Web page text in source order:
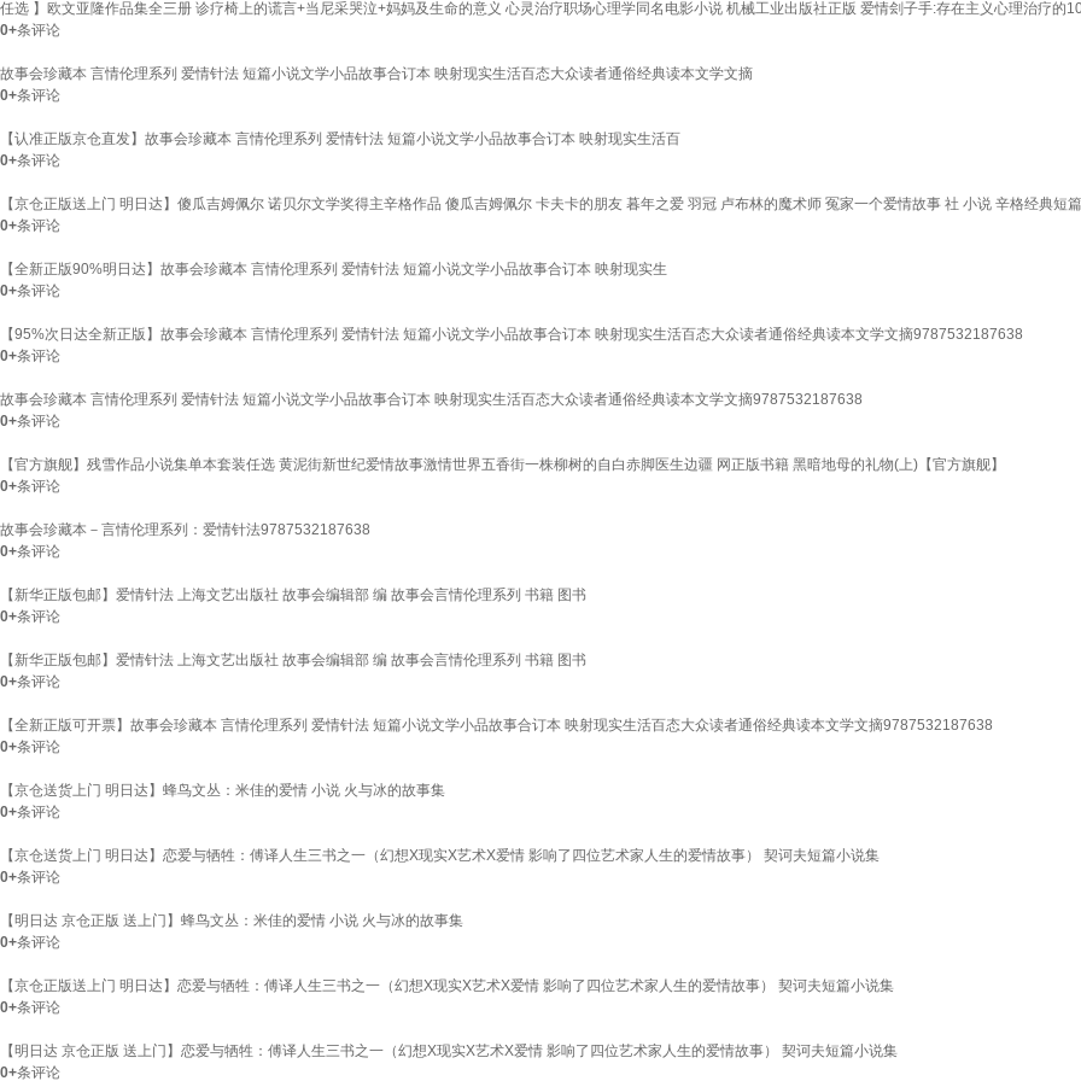
任选 】欧文亚隆作品集全三册 诊疗椅上的谎言+当尼采哭泣+妈妈及生命的意义 心灵治疗职场心理学同名电影小说 机械工业出版社正版 爱情刽子手:存在主义心理治疗的
0+条评论
故事会珍藏本 言情伦理系列 爱情针法 短篇小说文学小品故事合订本 映射现实生活百态大众读者通俗经典读本文学文摘
0+条评论
【认准正版京仓直发】故事会珍藏本 言情伦理系列 爱情针法 短篇小说文学小品故事合订本 映射现实生活百
0+条评论
【京仓正版送上门 明日达】傻瓜吉姆佩尔 诺贝尔文学奖得主辛格作品 傻瓜吉姆佩尔 卡夫卡的朋友 暮年之爱 羽冠 卢布林的魔术师 冤家一个爱情故事 社 小说 辛格经典短篇
0+条评论
【全新正版90%明日达】故事会珍藏本 言情伦理系列 爱情针法 短篇小说文学小品故事合订本 映射现实生
0+条评论
【95%次日达全新正版】故事会珍藏本 言情伦理系列 爱情针法 短篇小说文学小品故事合订本 映射现实生活百态大众读者通俗经典读本文学文摘9787532187638
0+条评论
故事会珍藏本 言情伦理系列 爱情针法 短篇小说文学小品故事合订本 映射现实生活百态大众读者通俗经典读本文学文摘9787532187638
0+条评论
【官方旗舰】残雪作品小说集单本套装任选 黄泥街新世纪爱情故事激情世界五香街一株柳树的自白赤脚医生边疆 网正版书籍 黑暗地母的礼物(上)【官方旗舰】
0+条评论
故事会珍藏本－言情伦理系列：爱情针法9787532187638
0+条评论
【新华正版包邮】爱情针法 上海文艺出版社 故事会编辑部 编 故事会言情伦理系列 书籍 图书
0+条评论
【新华正版包邮】爱情针法 上海文艺出版社 故事会编辑部 编 故事会言情伦理系列 书籍 图书
0+条评论
【全新正版可开票】故事会珍藏本 言情伦理系列 爱情针法 短篇小说文学小品故事合订本 映射现实生活百态大众读者通俗经典读本文学文摘9787532187638
0+条评论
【京仓送货上门 明日达】蜂鸟文丛：米佳的爱情 小说 火与冰的故事集
0+条评论
【京仓送货上门 明日达】恋爱与牺牲：傅译人生三书之一（幻想X现实X艺术X爱情 影响了四位艺术家人生的爱情故事） 契诃夫短篇小说集
0+条评论
【明日达 京仓正版 送上门】蜂鸟文丛：米佳的爱情 小说 火与冰的故事集
0+条评论
【京仓正版送上门 明日达】恋爱与牺牲：傅译人生三书之一（幻想X现实X艺术X爱情 影响了四位艺术家人生的爱情故事） 契诃夫短篇小说集
0+条评论
【明日达 京仓正版 送上门】恋爱与牺牲：傅译人生三书之一（幻想X现实X艺术X爱情 影响了四位艺术家人生的爱情故事） 契诃夫短篇小说集
0+条评论